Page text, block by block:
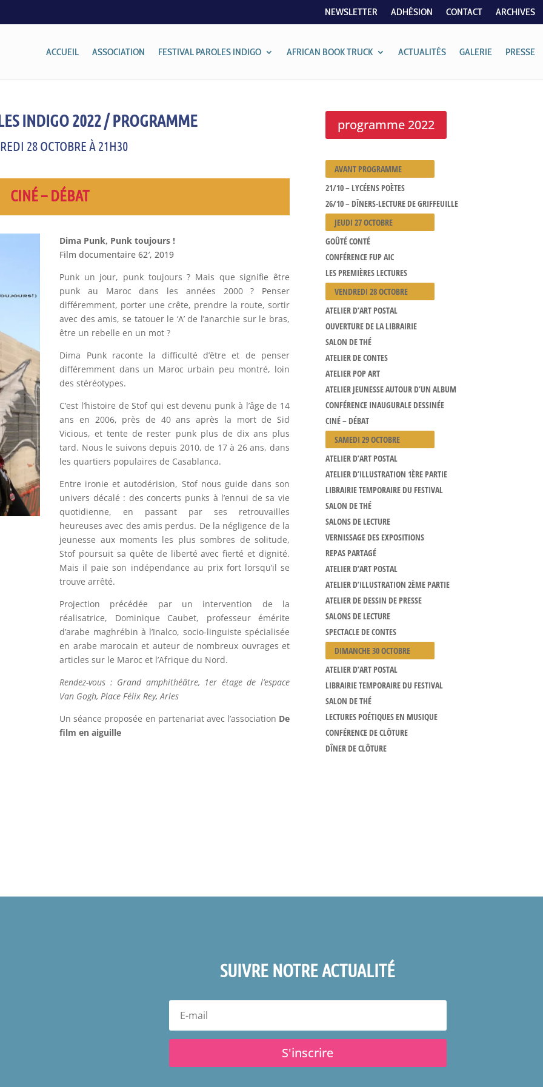
NEWSLETTER ADHÉSION CONTACT ARCHIVES
ACCUEIL ASSOCIATION FESTIVAL PAROLES INDIGO AFRICAN BOOK TRUCK ACTUALITÉS GALERIE PRESSE
INDIGO 2022 / PROGRAMME
28 OCTOBRE À 21H30
CINÉ – DÉBAT
Dima Punk, Punk toujours !
Film documentaire 62′, 2019
Punk un jour, punk toujours ? Mais que signifie être
punk au Maroc dans les années 2000 ? Penser
différemment, porter une crête, prendre la route, sortir
avec des amis, se tatouer le ‘A’ de l’anarchie sur le bras,
être un rebelle en un mot ?
Dima Punk raconte la difficulté d’être et de penser
différemment dans un Maroc urbain peu montré, loin
des stéréotypes.
C’est l’histoire de Stof qui est devenu punk à l’âge de 14
ans en 2006, près de 40 ans après la mort de Sid
Vicious, et tente de rester punk plus de dix ans plus
tard. Nous le suivons depuis 2010, de 17 à 26 ans, dans
les quartiers populaires de Casablanca.
Entre ironie et autodérision, Stof nous guide dans son
univers décalé : des concerts punks à l’ennui de sa vie
quotidienne, en passant par ses retrouvailles
heureuses avec des amis perdus. De la négligence de la
jeunesse aux moments les plus sombres de solitude,
Stof poursuit sa quête de liberté avec fierté et dignité.
Mais il paie son indépendance au prix fort lorsqu’il se
trouve arrêté.
Projection précédée par un intervention de la
réalisatrice, Dominique Caubet, professeur émérite
d’arabe maghrébin à l’Inalco, socio-linguiste spécialisée
en arabe marocain et auteur de nombreux ouvrages et
articles sur le Maroc et l’Afrique du Nord.
Rendez-vous : Grand amphithéâtre, 1er étage de l’espace
Van Gogh, Place Félix Rey, Arles
Un séance proposée en partenariat avec l’association De
film en aiguille
programme 2022
AVANT PROGRAMME
21/10 – LYCÉENS POÈTES
26/10 – DÎNERS-LECTURE DE GRIFFEUILLE
JEUDI 27 OCTOBRE
GOÛTÉ CONTÉ
CONFÉRENCE FUP AIC
LES PREMIÈRES LECTURES
VENDREDI 28 OCTOBRE
ATELIER D’ART POSTAL
OUVERTURE DE LA LIBRAIRIE
SALON DE THÉ
ATELIER DE CONTES
ATELIER POP ART
ATELIER JEUNESSE AUTOUR D’UN ALBUM
CONFÉRENCE INAUGURALE DESSINÉE
CINÉ – DÉBAT
SAMEDI 29 OCTOBRE
ATELIER D’ART POSTAL
ATELIER D’ILLUSTRATION 1ÈRE PARTIE
LIBRAIRIE TEMPORAIRE DU FESTIVAL
SALON DE THÉ
SALONS DE LECTURE
VERNISSAGE DES EXPOSITIONS
REPAS PARTAGÉ
ATELIER D’ART POSTAL
ATELIER D’ILLUSTRATION 2ÈME PARTIE
ATELIER DE DESSIN DE PRESSE
SALONS DE LECTURE
SPECTACLE DE CONTES
DIMANCHE 30 OCTOBRE
ATELIER D’ART POSTAL
LIBRAIRIE TEMPORAIRE DU FESTIVAL
SALON DE THÉ
LECTURES POÉTIQUES EN MUSIQUE
CONFÉRENCE DE CLÔTURE
DÎNER DE CLÔTURE
SUIVRE NOTRE ACTUALITÉ
S'inscrire